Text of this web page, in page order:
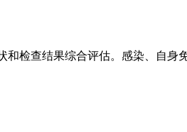
检查结果综合评估。感染、自